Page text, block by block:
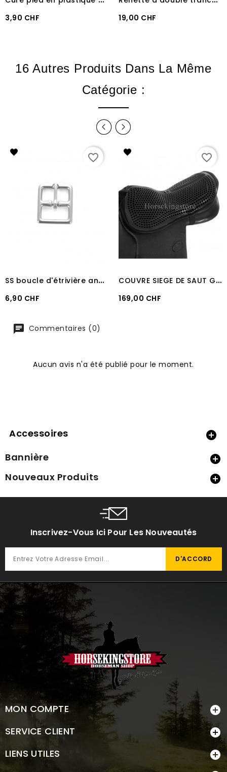
Prix
3,90 CHF Prix
19,00 CHF
16 Autres Produits Dans La Même
Catégorie :
favorite_border
S
S boucle d'étrivière anglaise
Prix
6,90 CHF
favorite_border
C
OUVRE SIEGE DE SAUT GEL ACAVALLO GEL OUT 20 mm
Prix
169,00 CHF
Commentaires (0)
Aucun avis n'a été publié pour le moment.
Accessoires 
Bannière 
Nouveaux Produits 
Inscrivez-Vous Ici Pour Les Nouveautés
MON COMPTE 
SERVICE CLIENT 
LIENS UTILES 